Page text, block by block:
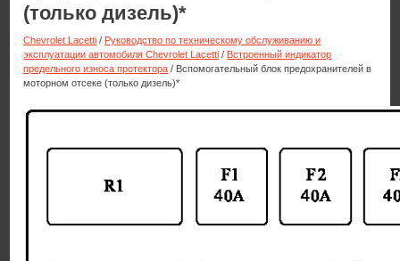
(только дизель)*
Chevrolet Lacetti / Руководство по техническому обслуживанию и
эксплуатации автомобиля Chevrolet Lacetti / Встроенный индикатор
предельного износа протектора / Вспомогательный блок предохранителей в
моторном отсеке (только дизель)*